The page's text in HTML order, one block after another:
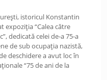
istoricul Konstantin
expoziția “Calea către
dedicată celei de-a 75-a
de sub ocupația nazistă,
deschidere a avut loc în
“75 de ani de la